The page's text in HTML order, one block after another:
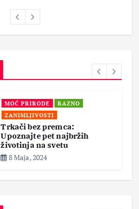
MOĆ PRIRODE
RAZNO
ZANIMLJIVOSTI
Trkači bez premca:
Upoznajte pet najbržih
životinja na svetu
8 Maja, 2024